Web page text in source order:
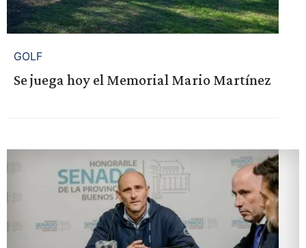
GOLF
Se juega hoy el Memorial Mario Martínez